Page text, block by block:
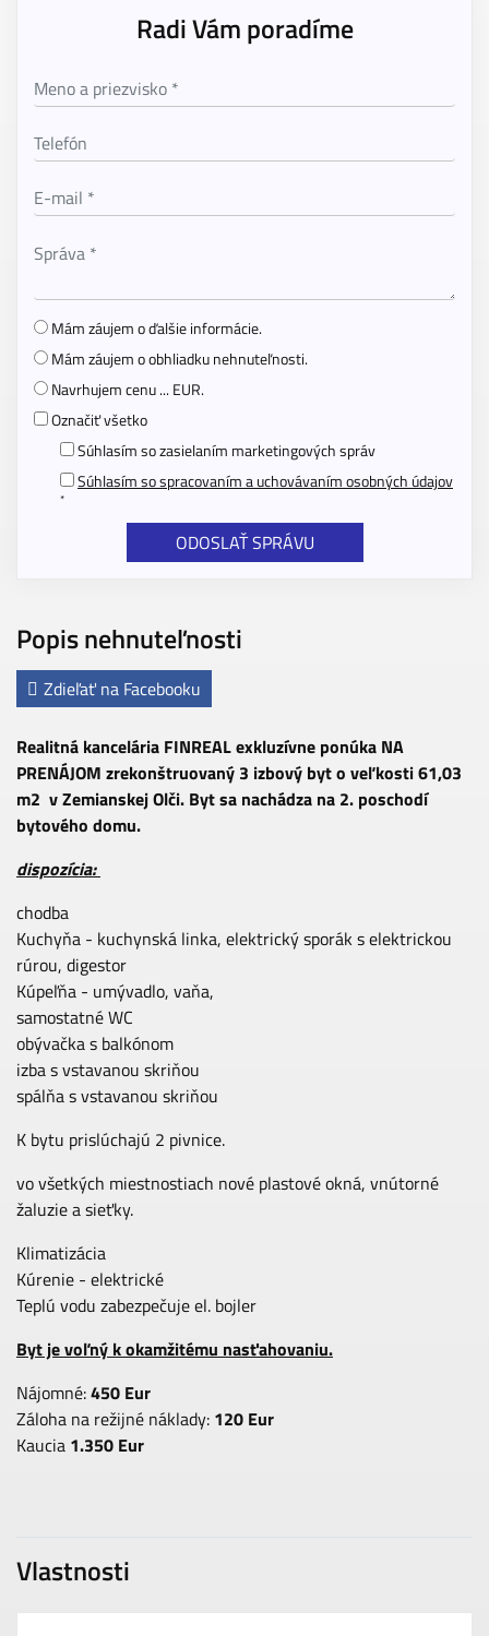
Popis nehnuteľnosti
Zdieľať na Facebooku
Realitná kancelária FINREAL exkluzívne ponúka NA
PRENÁJOM zrekonštruovaný 3 izbový byt o veľkosti 61,03
m2 v Zemianskej Olči. Byt sa nachádza na 2. poschodí
bytového domu.
dispozícia:
chodba
Kuchyňa - kuchynská linka, elektrický sporák s elektrickou
rúrou, digestor
Kúpeľňa - umývadlo, vaňa,
samostatné WC
obývačka s balkónom
izba s vstavanou skriňou
spálňa s vstavanou skriňou
K bytu prislúchajú 2 pivnice.
vo všetkých miestnostiach nové plastové okná, vnútorné
žaluzie a sieťky.
Klimatizácia
Kúrenie - elektrické
Teplú vodu zabezpečuje el. bojler
Byt je voľný k okamžitému nasťahovaniu.
Nájomné:450 Eur
Záloha na režijné náklady: 120 Eur
Kaucia 1.350 Eur
Vlastnosti
Radi Vám poradíme
Mám záujem o ďalšie informácie.
Mám záujem o obhliadku nehnuteľnosti.
Navrhujem cenu ... EUR.
Označiť všetko
Súhlasím so zasielaním marketingových správ
Súhlasím so spracovaním a uchovávaním osobných údajov
*